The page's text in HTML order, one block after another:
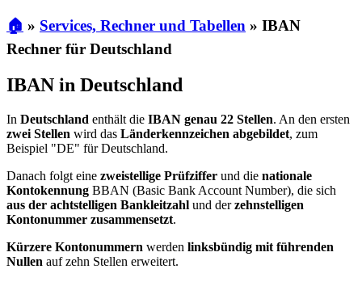
🏠 » Services, Rechner und Tabellen » IBAN
Rechner für Deutschland
IBAN in Deutschland
In Deutschland enthält die IBAN genau 22 Stellen. An den ersten
zwei Stellen wird das Länderkennzeichen abgebildet, zum
Beispiel "DE" für Deutschland.
Danach folgt eine zweistellige Prüfziffer und die nationale
Kontokennung BBAN (Basic Bank Account Number), die sich
aus der achtstelligen Bankleitzahl und derzehnstelligen
Kontonummer zusammensetzt.
Kürzere Kontonummern werden linksbündig mit führenden
Nullen auf zehn Stellen erweitert.